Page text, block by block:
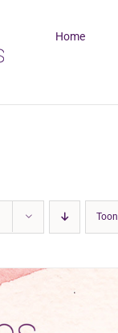
Home
Toon